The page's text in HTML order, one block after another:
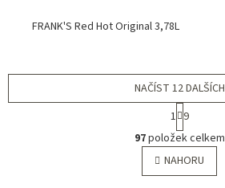
FRANK'S Red Hot Original 3,78L
O
v
l
á
NAČÍST 12 DALŠÍCH
S
t
r
á
n
k
1 9
97položek celkem
NAHORU